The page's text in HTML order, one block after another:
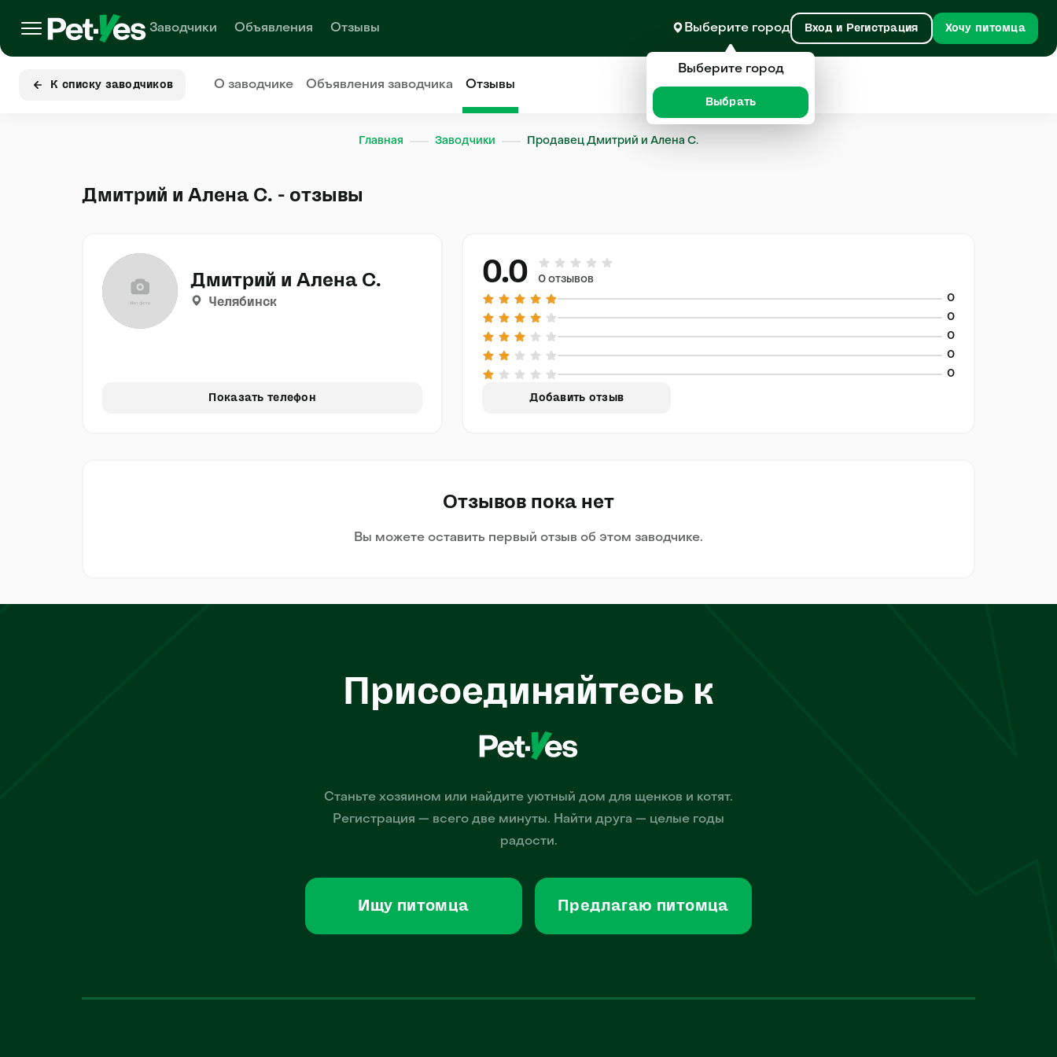
Заводчики Объявления Отзывы Выберите город Вход и Регистрация Хочу питомца
К списку заводчиков О заводчике Объявлениязаводчика Отзывы
Главная Заводчики Продавец Дмитрий и Алена С.
Дмитрий и Алена С. - отзывы
Дмитрий и Алена С.
Челябинск
Показать телефон
0.0
0 отзывов
0
0
0
0
0
Добавить отзыв
Отзывов пока нет
Вы можете оставить первый отзыв об этом заводчике.
Присоединяйтесь к
Станьте хозяином или найдите уютный дом для щенков и котят.
Регистрация — всего две минуты. Найти друга — целые годы
радости.
Ищу питомца Предлагаю питомца
Выберите город
Выбрать